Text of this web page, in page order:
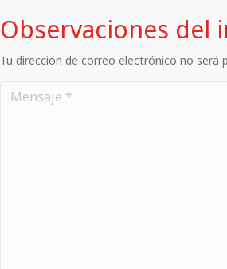
Observaciones del
Tu dirección de correo electrónico no